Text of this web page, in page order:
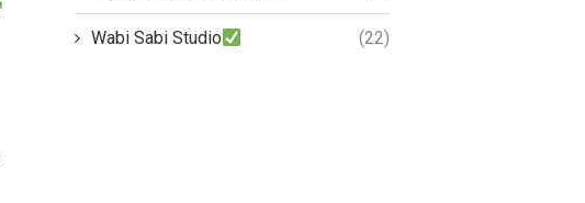
Wabi Sabi Studio (22)